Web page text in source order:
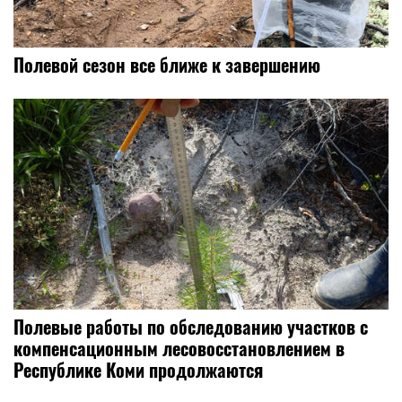
Полевой сезон все ближе к завершению
Полевые работы по обследованию участков с
компенсационным лесовосстановлением в
Республике Коми продолжаются